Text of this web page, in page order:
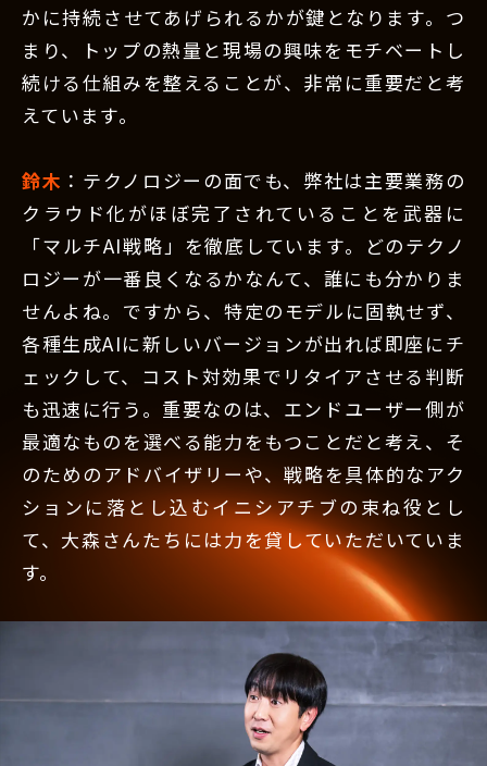
かに持続させてあげられるかが鍵となります。つ
まり、トップの熱量と現場の興味をモチベートし
続ける仕組みを整えることが、非常に重要だと考
えています。
鈴木 ：テクノロジーの面でも、弊社は主要業務の
クラウド化がほぼ完了されていることを武器に
「マルチAI戦略」を徹底しています。どのテクノ
ロジーが一番良くなるかなんて、誰にも分かりま
せんよね。ですから、特定のモデルに固執せず、
各種生成AIに新しいバージョンが出れば即座にチ
ェックして、コスト対効果でリタイアさせる判断
も迅速に行う。重要なのは、エンドユーザー側が
最適なものを選べる能力をもつことだと考え、そ
のためのアドバイザリーや、戦略を具体的なアク
ションに落とし込むイニシアチブの束ね役とし
て、大森さんたちには力を貸していただいていま
す。